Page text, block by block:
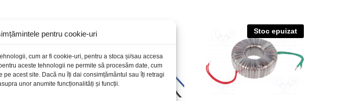
pentru cookie-uri
cum ar fi cookie-uri, pentru a stoca și/sau accesa
aceste tehnologii ne permite să procesăm date, cum
acest site. Dacă nu îți dai consimțământul sau îți retragi
unor anumite funcționalități și funcții.
Stoc epuizat